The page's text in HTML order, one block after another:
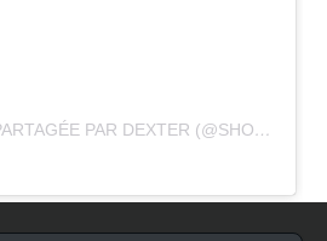
UNE PUBLICATION PARTAGÉE PAR DEXTER (@SHO_DEXTER)